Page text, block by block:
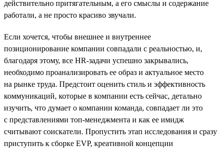
действительно притягательным, а его смыслы и содержание
работали, а не просто красиво звучали.
Если хочется, чтобы внешнее и внутреннее
позиционирование компании совпадали с реальностью, и,
благодаря этому, все HR-задачи успешно закрывались,
необходимо проанализировать ее образ и актуальное место
на рынке труда. Предстоит оценить стиль и эффективность
коммуникаций, которые в компании есть сейчас, детально
изучить, что думает о компании команда, совпадает ли это
с представлениями топ-менеджмента и как ее имидж
считывают соискатели. Пропустить этап исследования и сразу
приступить к сборке EVP, креативной концепции